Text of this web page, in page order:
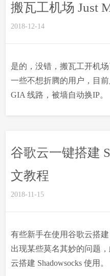
搬瓦工机场 Just
2018-12-14
是的，没错，搬瓦工开机场
一些不想折腾的用户，目前
GIA 线路，被墙自动换IP。
谷歌云一键搭建
文教程
2018-11-15
有些新手在使用谷歌云搭建
出现某些莫名其妙的问题
云搭建 Shadowsocks 使用。